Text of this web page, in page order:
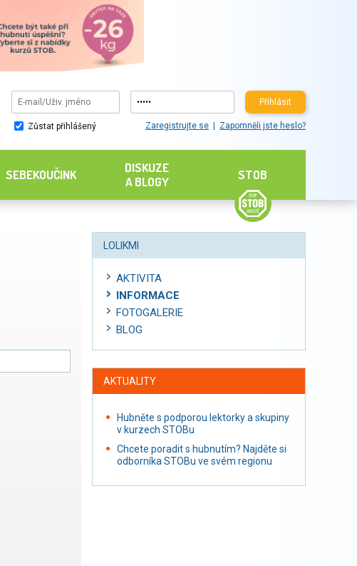
Přihlásit
Zůstat přihlášený Zaregistrujte se Zapomněli jste heslo?
SEBEKOUČINK
DISKUZE
A BLOGY
STOB
LOLIKMI
AKTIVITA
INFORMACE
FOTOGALERIE
BLOG
AKTUALITY
Hubněte s podporou lektorky a skupiny
v kurzech STOBu
Chcete poradit s hubnutím? Najděte si
odborníka STOBu ve svém regionu